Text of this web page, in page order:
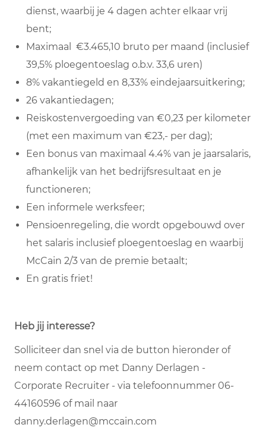
dienst, waarbij je 4 dagen achter elkaar vrij
bent;
Maximaal €3.465,10 bruto per maand (inclusief
39,5% ploegentoeslag o.b.v. 33,6 uren)
8% vakantiegeld en 8,33% eindejaarsuitkering;
26 vakantiedagen;
Reiskostenvergoeding van €0,23 per kilometer
(met een maximum van €23,- per dag);
Een bonus van maximaal 4.4% van je jaarsalaris,
afhankelijk van het bedrijfsresultaat en je
functioneren;
Een informele werksfeer;
Pensioenregeling, die wordt opgebouwd over
het salaris inclusief ploegentoeslag en waarbij
McCain 2/3 van de premie betaalt;
En gratis friet!
Heb jij interesse?
Solliciteer dan snel via de button hieronder of
neem contact op met Danny Derlagen -
Corporate Recruiter - via telefoonnummer 06-
44160596 of mail naar
danny.derlagen@mccain.com